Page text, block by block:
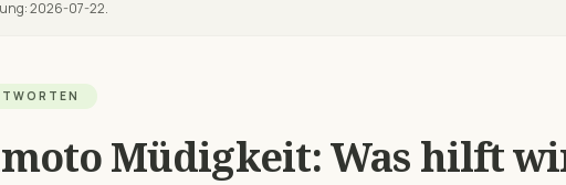
2026-07-22.
Müdigkeit: Was hilft